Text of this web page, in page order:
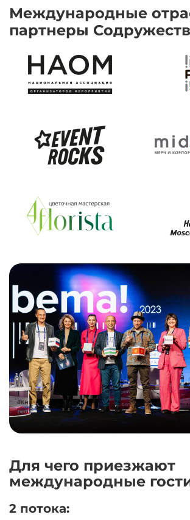
Международные
партнеры
Для чего приезжают
международные
2 потока: